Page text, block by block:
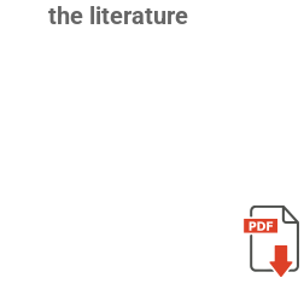
the literature